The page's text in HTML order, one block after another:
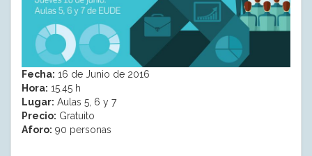
Fecha: 16 de Junio de 2016
Hora: 15.45 h
Lugar: Aulas 5, 6 y 7
Precio: Gratuito
Aforo: 90 personas